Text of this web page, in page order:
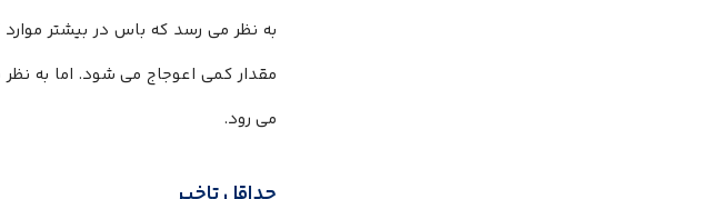
به نظر می رسد که باس در بیشتر
مقدار کمی اعوجاج می شود. اما به
می رود.